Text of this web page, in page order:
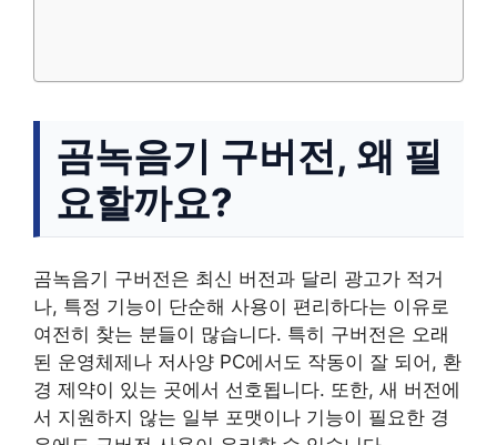
곰녹음기 구버전, 왜 필
요할까요?
곰녹음기 구버전은 최신 버전과 달리 광고가 적거
나, 특정 기능이 단순해 사용이 편리하다는 이유로
여전히 찾는 분들이 많습니다. 특히 구버전은 오래
된 운영체제나 저사양 PC에서도 작동이 잘 되어, 환
경 제약이 있는 곳에서 선호됩니다. 또한, 새 버전에
서 지원하지 않는 일부 포맷이나 기능이 필요한 경